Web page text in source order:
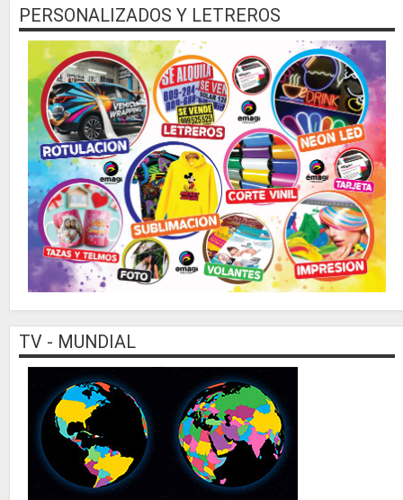
PERSONALIZADOS Y LETREROS
TV - MUNDIAL